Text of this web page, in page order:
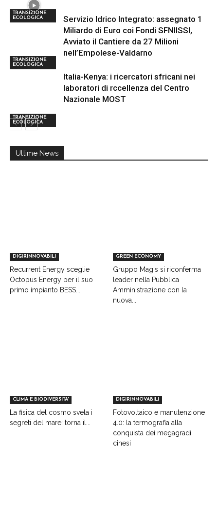
TRANSIZIONE
ECOLOGICA
TRANSIZIONE
ECOLOGICA
Servizio Idrico Integrato: assegnato 1
Miliardo di Euro coi Fondi SFNIISSI,
Avviato il Cantiere da 27 Milioni
nell’Empolese-Valdarno
TRANSIZIONE
ECOLOGICA
Italia-Kenya: i ricercatori sfricani nei
laboratori di rccellenza del Centro
Nazionale MOST
Ultime News
DIGIRINNOVABILI
Recurrent Energy sceglie
Octopus Energy per il suo
primo impianto BESS...
GREEN ECONOMY
Gruppo Magis si riconferma
leader nella Pubblica
Amministrazione con la
nuova...
CLIMA E BIODIVERSITA'
La fisica del cosmo svela i
segreti del mare: torna il...
DIGIRINNOVABILI
Fotovoltaico e manutenzione
4.0: la termografia alla
conquista dei megagradi
cinesi